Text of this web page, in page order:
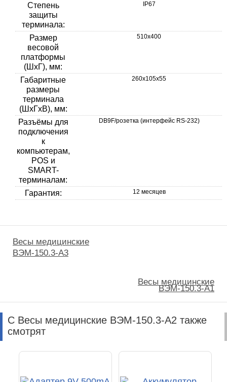
Степень
защиты
терминала:
IP67
Размер
весовой
платформы
(ШхГ), мм:
510х400
Габаритные
размеры
терминала
(ШхГхВ), мм:
260х105х55
Разъёмы для
подключения
к
компьютерам,
POS и
SMART-
терминалам:
DB9F/розетка (интерфейс RS-232)
Гарантия: 12 месяцев
Весы медицинские
ВЭМ-150.3-А3
Весы медицинские
ВЭМ-150.3-А1
С Весы медицинские ВЭМ-150.3-А2 также
смотрят